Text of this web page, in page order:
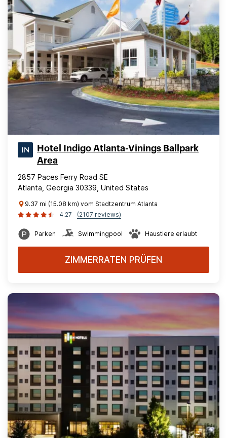
Hotel Indigo Atlanta-Vinings Ballpark
Area
2857 Paces Ferry Road SE
Atlanta, Georgia 30339, United States
9.37 mi (15.08 km) vom Stadtzentrum Atlanta
4.27
(2107 reviews)
Parken Swimmingpool Haustiere erlaubt
ZIMMERRATEN PRÜFEN